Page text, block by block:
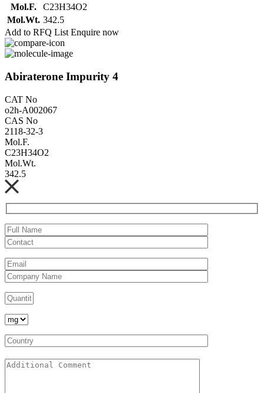
Mol.F.
C23H34O2
Mol.Wt. 342.5
Add to RFQ List Enquire now
Abiraterone Impurity 4
CAT No
o2h-A002067
CAS No
2118-32-3
Mol.F.
C23H34O2
Mol.Wt.
342.5